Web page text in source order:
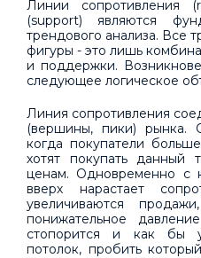
Линии сопротивления
(support) являются
трендового анализа. Все
фигуры - это лишь
и поддержки.
следующее логическое
Линия сопротивления
(вершины, пики) рынка.
когда покупатели
хотят покупать данный
ценам. Одновременно с
вверх нарастает
увеличиваются
понижательное
стопорится и как бы
потолок, пробить